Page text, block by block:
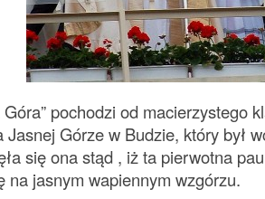
Góra” pochodzi od macierzystego
Jasnej Górze w Budzie, który był
się ona stąd , iż ta pierwotna
na jasnym wapiennym wzgórzu.